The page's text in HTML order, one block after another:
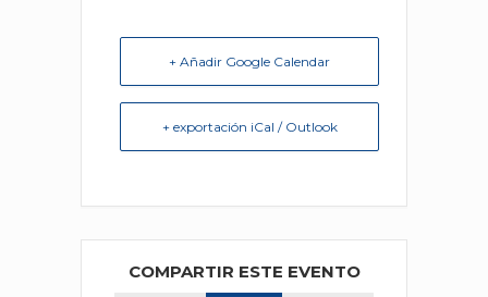
+ Añadir Google Calendar
+ exportación iCal / Outlook
COMPARTIR ESTE EVENTO